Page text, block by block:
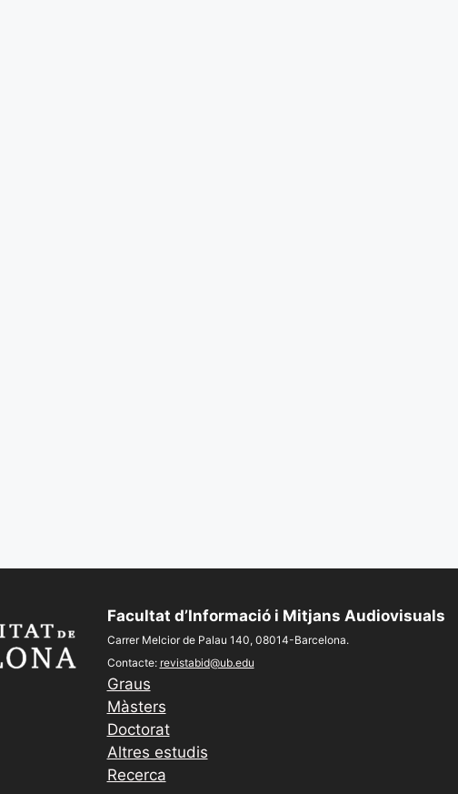
Facultat d’Informació i Mitjans Audiovisuals
Carrer Melcior de Palau 140, 08014-Barcelona.
Contacte: revistabid@ub.edu
Graus
Màsters
Doctorat
Altres estudis
Recerca